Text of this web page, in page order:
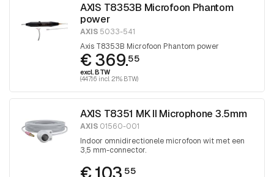
AXIS T8353B Microfoon Phantom
power
AXIS 5033-541
Axis T8353B Microfoon Phantom power
€ 369.55
excl. BTW
(447.16 incl. 21% BTW)
AXIS T8351 MK II Microphone 3.5mm
AXIS 01560-001
Indoor omnidirectionele microfoon wit met een
3,5 mm-connector.
55